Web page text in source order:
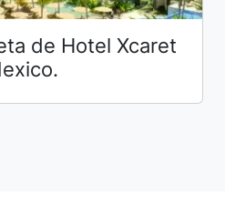
de Hotel Xcaret